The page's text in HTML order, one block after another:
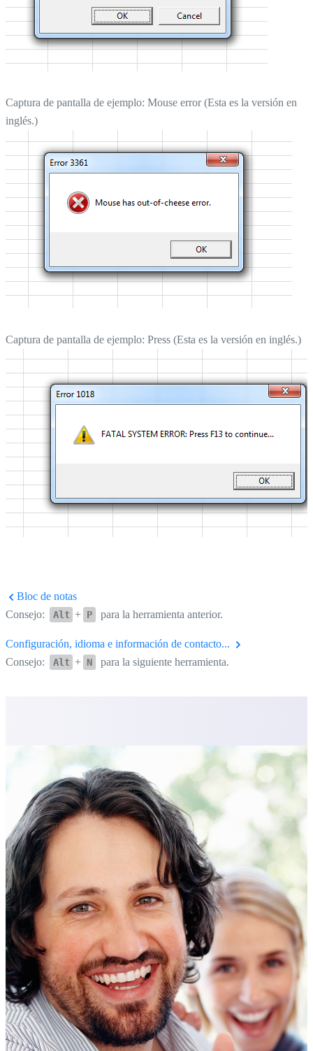
Captura de pantalla de ejemplo: Mouse error (Esta es la versión en
inglés.)
Captura de pantalla de ejemplo: Press (Esta es la versión en inglés.)
Bloc de notas
Consejo:
Alt + P para la herramienta anterior.
Configuración, idioma e información de contacto...
Consejo:
Alt + N para la siguiente herramienta.